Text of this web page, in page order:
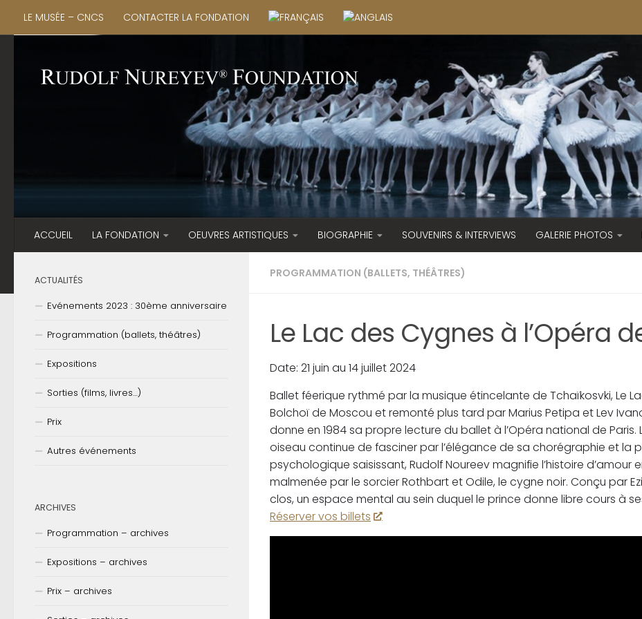
LE MUSÉE – CNCS CONTACTER LA FONDATION
ACCUEIL LA FONDATION OEUVRES ARTISTIQUES BIOGRAPHIE SOUVENIRS & INTERVIEWS GALERIE PHOTOS
PROGRAMMATION (BALLETS, THÉÂTRES)
Le Lac des Cygnes à l’Opéra
Date: 21 juin au 14 juillet 2024
Ballet féerique rythmé par la musique étincelante de Tchaïkosvki, Le
Bolchoï de Moscou et remonté plus tard par Marius Petipa et Lev
donne en 1984 sa propre lecture du ballet à l’Opéra national de
oiseau continue de fasciner par l’élégance de sa chorégraphie et la
psychologique saisissant, Rudolf Noureev magnifie l’histoire
malmenée par le sorcier Rothbart et Odile, le cygne noir. Conçu par
clos, un espace mental au sein duquel le prince donne libre cours à
Réserver vos billets
ACTUALITÉS
Evénements 2023 : 30ème anniversaire
Programmation (ballets, théâtres)
Expositions
Sorties (films, livres…)
Prix
Autres événements
ARCHIVES
Programmation – archives
Expositions – archives
Prix – archives